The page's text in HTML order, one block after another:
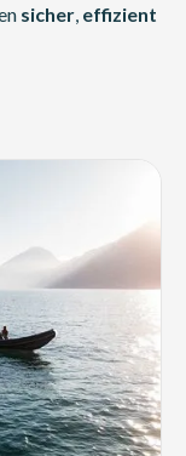
sicher effizient